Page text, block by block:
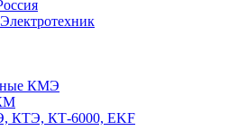
КМЭ
КТЭ, КТ-6000, EKF